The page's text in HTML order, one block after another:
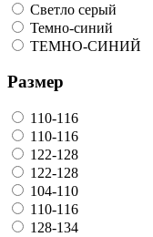
Светло серый
Темно-синий
ТЕМНО-СИНИЙ
Размер
110-116
110-116
122-128
122-128
104-110
110-116
128-134